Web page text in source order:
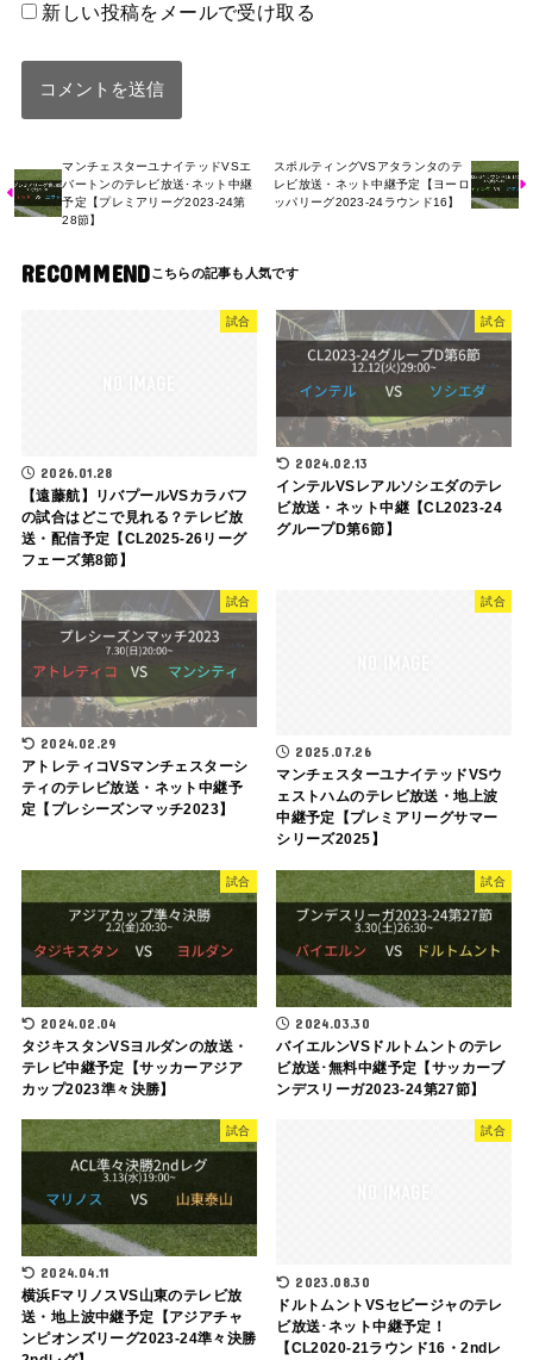
新しい投稿をメールで受け取る
マンチェスターユナイテッドVSエ
バートンのテレビ放送･ネット中継
予定【プレミアリーグ2023-24第
28節】
スポルティングVSアタランタのテ
レビ放送・ネット中継予定【ヨーロ
ッパリーグ2023-24ラウンド16】
RECOMMEND
試合
2026.01.28
【遠藤航】リバプールVSカラバフ
の試合はどこで見れる？テレビ放
送・配信予定【CL2025-26リーグ
フェーズ第8節】
試合
2024.02.13
インテルVSレアルソシエダのテレ
ビ放送・ネット中継【CL2023-24
グループD第6節】
試合
2024.02.29
アトレティコVSマンチェスターシ
ティのテレビ放送・ネット中継予
定【プレシーズンマッチ2023】
試合
2025.07.26
マンチェスターユナイテッドVSウ
ェストハムのテレビ放送・地上波
中継予定【プレミアリーグサマー
シリーズ2025】
試合
2024.02.04
タジキスタンVSヨルダンの放送・
テレビ中継予定【サッカーアジア
カップ2023準々決勝】
試合
2024.03.30
バイエルンVSドルトムントのテレ
ビ放送･無料中継予定【サッカーブ
ンデスリーガ2023-24第27節】
試合
2024.04.11
横浜FマリノスVS山東のテレビ放
送・地上波中継予定【アジアチャ
ンピオンズリーグ2023-24準々決勝
試合
2023.08.30
ドルトムントVSセビージャのテレ
ビ放送･ネット中継予定！
【CL2020-21ラウンド16・2ndレ